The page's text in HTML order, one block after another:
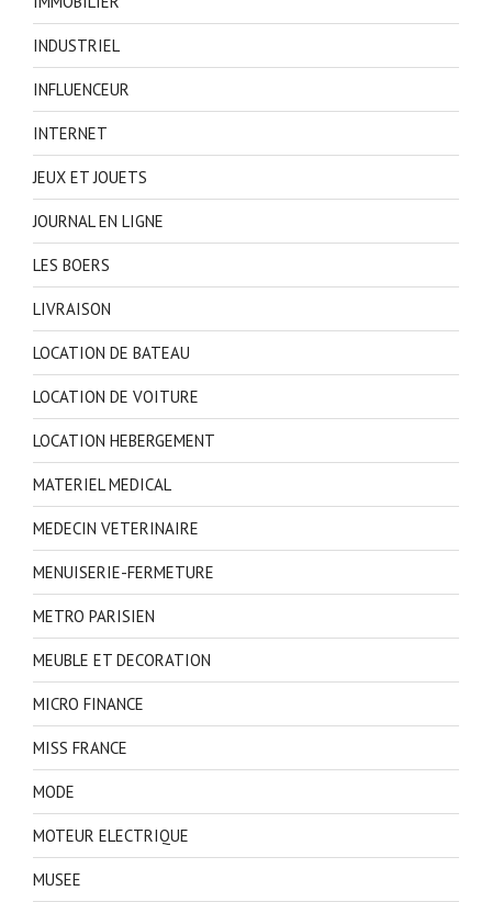
INDUSTRIEL
INFLUENCEUR
INTERNET
JEUX ET JOUETS
JOURNAL EN LIGNE
LES BOERS
LIVRAISON
LOCATION DE BATEAU
LOCATION DE VOITURE
LOCATION HEBERGEMENT
MATERIEL MEDICAL
MEDECIN VETERINAIRE
MENUISERIE-FERMETURE
METRO PARISIEN
MEUBLE ET DECORATION
MICRO FINANCE
MISS FRANCE
MODE
MOTEUR ELECTRIQUE
MUSEE